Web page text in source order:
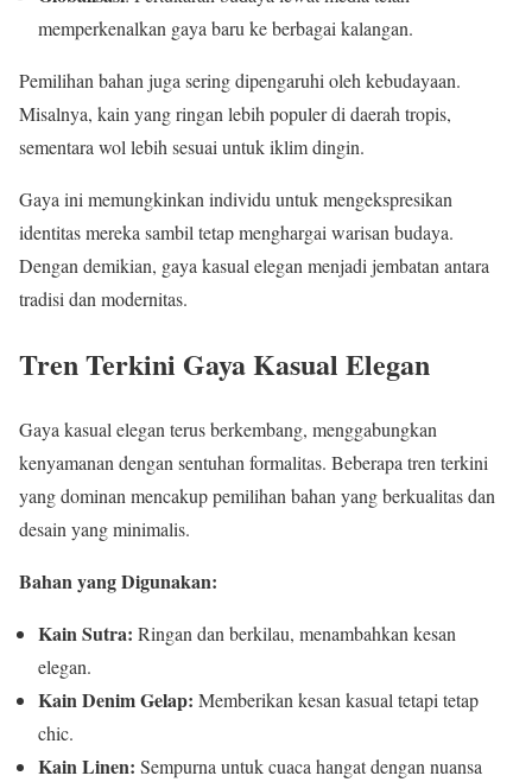
memperkenalkan gaya baru ke berbagai kalangan.
Pemilihan bahan juga sering dipengaruhi oleh kebudayaan.
Misalnya, kain yang ringan lebih populer di daerah tropis,
sementara wol lebih sesuai untuk iklim dingin.
Gaya ini memungkinkan individu untuk mengekspresikan
identitas mereka sambil tetap menghargai warisan budaya.
Dengan demikian, gaya kasual elegan menjadi jembatan antara
tradisi dan modernitas.
Tren Terkini Gaya Kasual Elegan
Gaya kasual elegan terus berkembang, menggabungkan
kenyamanan dengan sentuhan formalitas. Beberapa tren terkini
yang dominan mencakup pemilihan bahan yang berkualitas dan
desain yang minimalis.
Bahan yang Digunakan:
Kain Sutra: Ringan dan berkilau, menambahkan kesan
elegan.
Kain Denim Gelap: Memberikan kesan kasual tetapi tetap
chic.
Kain Linen: Sempurna untuk cuaca hangat dengan nuansa